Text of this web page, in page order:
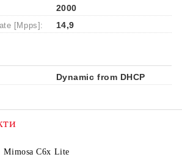
2000
[Mpps]:
14,9
Dynamic from DHCP
Mimosa C6x Lite